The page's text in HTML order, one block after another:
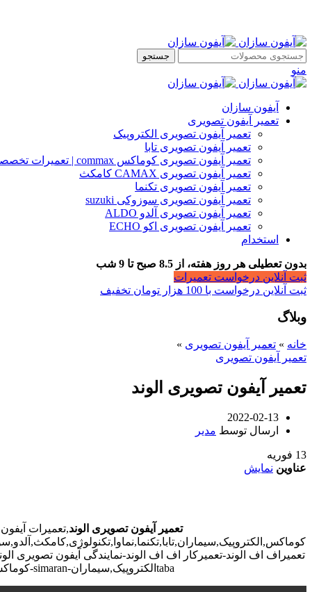
جستجو
منو
آیفون سازان
تعمیر آیفون تصویری
تعمیر آیفون تصویری الکتروپیک
تعمیر آیفون تصویری تابا
تعمیر آیفون تصویری کوماکس commax | تعمیرات تخصصی آیفون
تعمیر آیفون تصویری CAMAX کامکث
تعمیر آیفون تصویری تکنما
تعمیر آیفون تصویری سوزوکی suzuki
تعمیر آیفون تصویری آلدو ALDO
تعمیر آیفون تصویری اکو ECHO
استخدام
بدون تعطیلی هر روز هفته، از 8.5 صبح تا 9 شب
ثبت آنلاین درخواست تعمیرات
ثبت آنلاین درخواست با 100 هزار تومان تخفیف
وبلاگ
خانه » تعمیر آیفون تصویری »
تعمیر آیفون تصویری
تعمیر آیفون تصویری الوند
2022-02-13
ارسال توسط مدیر
13 فوریه
عناوین نمایش
تعمیر آیفون تصویری الوند,تعمیرات
تعمیراف اف الوند-تعمیرکار اف اف الوند-نمایندگی آیفون تصویری
tabaالکتروپیک,سیماران-simaran-کوماکس commax-کامکس camax-سوزوکی suzuki-آلدو ALDO در الوند-تعمیرات آیفون تصویری خیابان و محله الوند